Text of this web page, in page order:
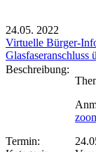
24.05. 2022
Virtuelle Bürger-
Glasfaseranschluss
Beschreibung:
Termin: